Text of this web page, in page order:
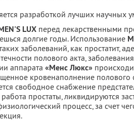
разработкой лучших научных
LUX перед лекарственными
долгие годы. Использование
заболеваний, как простатит,
полового акта,
аппарата «Менс Люкс»
кровенаполнение полового
свободное снабжение
простаты, ликвидируются
процесс, за счет